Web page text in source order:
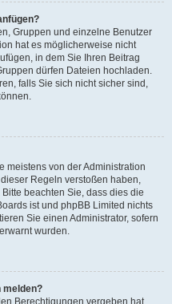
Gruppen und einzelne Benutzer
hat es möglicherweise nicht
in dem Sie Ihren Beitrag
dürfen Dateien hochladen.
falls Sie sich nicht sicher sind,
meistens von der Administration
Regeln verstoßen haben,
beachten Sie, dass dies die
ist und phpBB Limited nichts
Sie einen Administrator, sofern
wurden.
melden?
Berechtigungen vergeben hat,